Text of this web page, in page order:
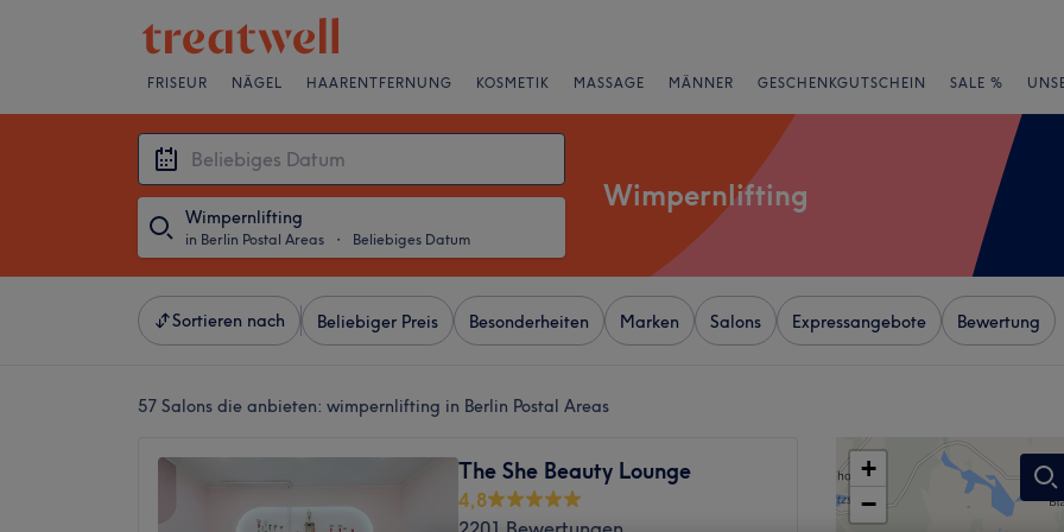
FRISEUR NÄGEL HAARENTFERNUNG KOSMETIK MASSAGE MÄNNER GESCHENKGUTSCHEIN SALE %
Wimpernlifting
in Berlin Postal Areas ・ Beliebiges Datum
Wimpernlifting
Sortieren nach Beliebiger Preis Besonderheiten Marken Salons Expressangebote Bewertung
57 Salons die anbieten: wimpernlifting in Berlin Postal Areas
The She Beauty Lounge
4,8
+
−